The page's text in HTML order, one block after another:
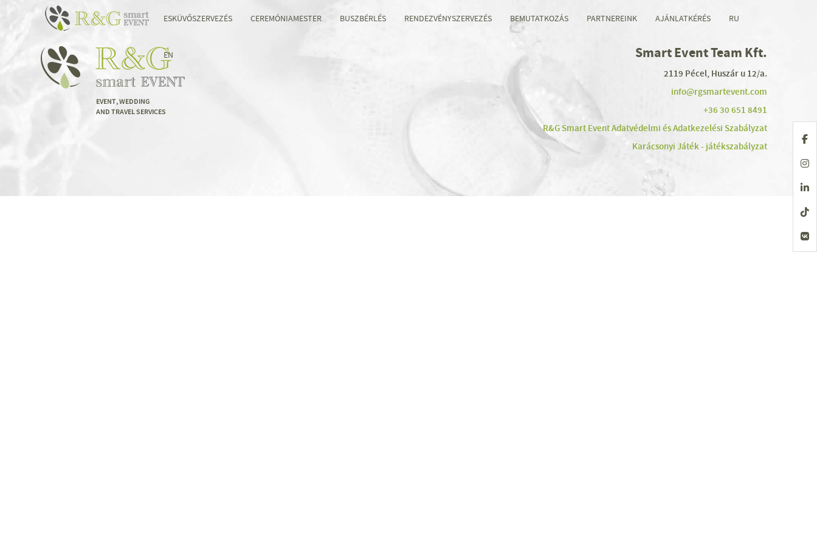
ESKÜVŐSZERVEZÉS CEREMÓNIAMESTER BUSZBÉRLÉS RENDEZVÉNYSZERVEZÉS BEMUTATKOZÁS PARTNEREINK AJÁNLATKÉRÉS RU
EN Smart Event Team Kft.
2119 Pécel, Huszár u 12/a.
info@rgsmartevent.com
+36 30 651 8491
R&G Smart Event Adatvédelmi és Adatkezelési Szabályzat
Karácsonyi Játék - játékszabályzat